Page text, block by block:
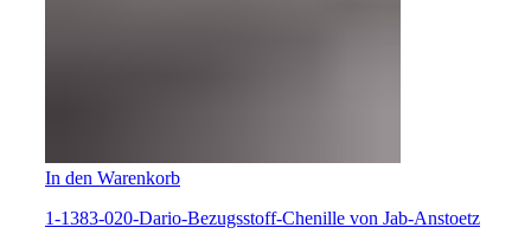
In den Warenkorb
1-1383-020-Dario-Bezugsstoff-Chenille von Jab-Anstoetz